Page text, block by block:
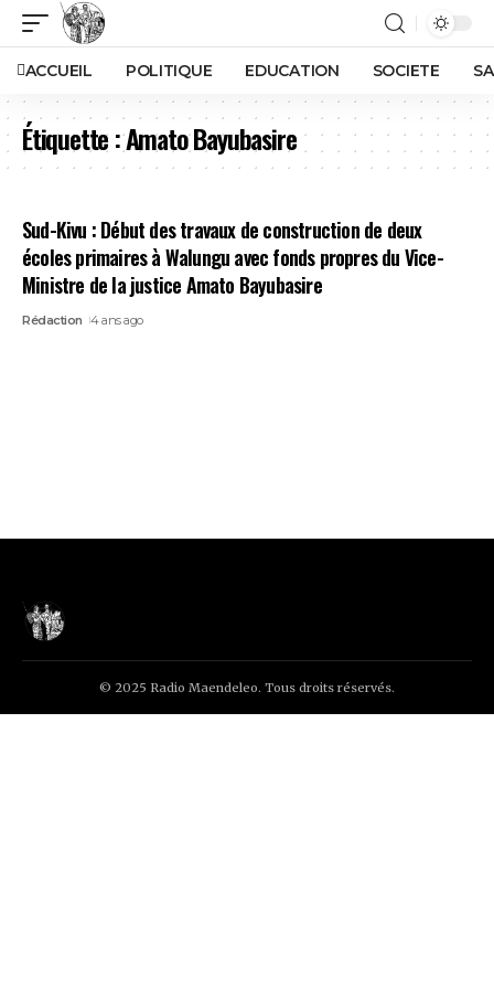
ACCUEIL POLITIQUE EDUCATION SOCIETE
Étiquette :Amato Bayubasire
Sud-Kivu : Début des travaux de construction de deux
écoles primaires à Walungu avec fonds propres du Vice-
Ministre de la justice Amato Bayubasire
Rédaction 4 ans ago
© 2025 Radio Maendeleo. Tous droits réservés.